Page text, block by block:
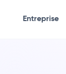
Entreprise